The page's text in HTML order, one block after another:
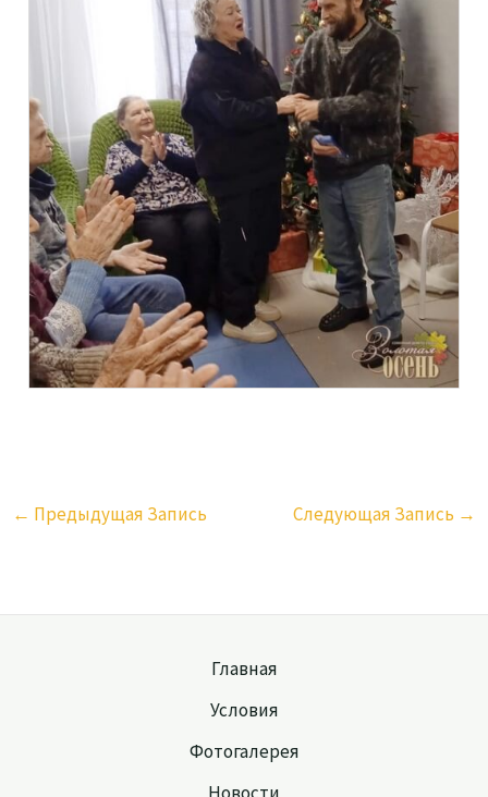
← Предыдущая Запись Следующая Запись →
Главная
Условия
Фотогалерея